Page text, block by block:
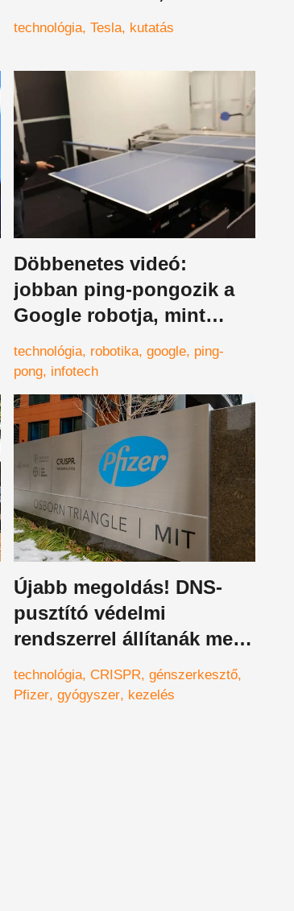
forradalom következik
technológia Tesla kutatás
Döbbenetes videó:
jobban ping-pongozik a
Google robotja, mint
Forrest Gump
technológia robotika google ping-
pong infotech
Újabb megoldás! DNS-
pusztító védelmi
rendszerrel állítanák meg
a koronavírust
technológia CRISPR génszerkesztő
Pfizer gyógyszer kezelés